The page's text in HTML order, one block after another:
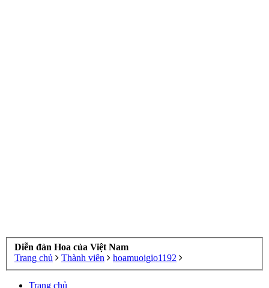
Diễn đàn Hoa của Việt Nam
Trang chủ
Thành viên hoamuoigio1192
Trang chủ